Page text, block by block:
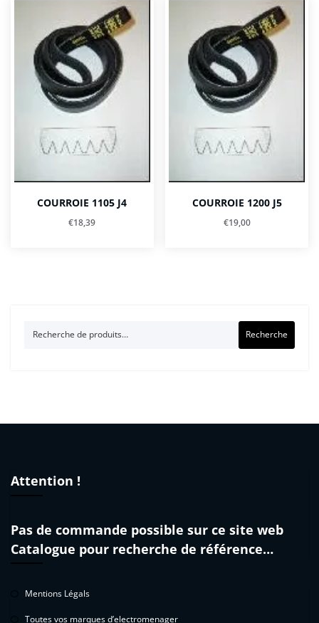
COURROIE 1105 J4
€18,39
COURROIE 1200 J5
€19,00
Recherche
Attention !
Pas de commande possible sur ce site web
Catalogue pour recherche de référence…
Mentions Légals
Toutes vos marques d’electromenager